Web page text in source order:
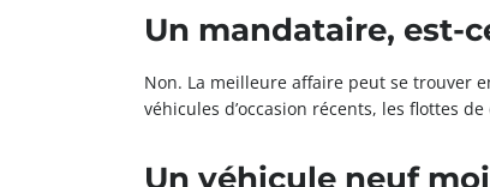
Un mandataire, est-
Non. La meilleure affaire peut se trouver
véhicules d’occasion récents, les flottes
Un véhicule neuf